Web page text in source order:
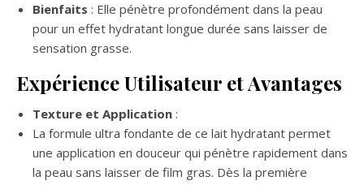
Bienfaits : Elle pénètre profondément dans la peau
pour un effet hydratant longue durée sans laisser de
sensation grasse.
Expérience Utilisateur et Avantages
Texture et Application :
La formule ultra fondante de ce lait hydratant permet
une application en douceur qui pénètre rapidement dans
la peau sans laisser de film gras. Dès la première